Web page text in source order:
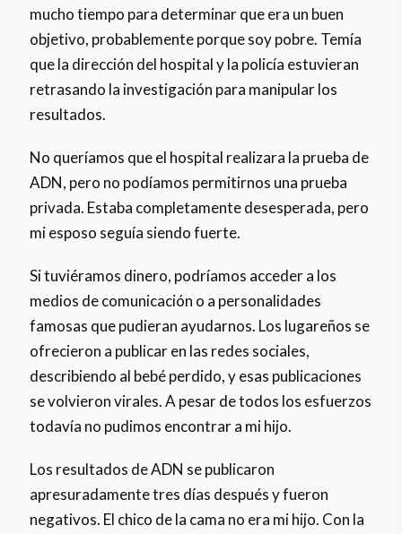
mucho tiempo para determinar que era un buen
objetivo, probablemente porque soy pobre. Temía
que la dirección del hospital y la policía estuvieran
retrasando la investigación para manipular los
resultados.
No queríamos que el hospital realizara la prueba de
ADN, pero no podíamos permitirnos una prueba
privada. Estaba completamente desesperada, pero
mi esposo seguía siendo fuerte.
Si tuviéramos dinero, podríamos acceder a los
medios de comunicación o a personalidades
famosas que pudieran ayudarnos. Los lugareños se
ofrecieron a publicar en las redes sociales,
describiendo al bebé perdido, y esas publicaciones
se volvieron virales. A pesar de todos los esfuerzos
todavía no pudimos encontrar a mi hijo.
Los resultados de ADN se publicaron
apresuradamente tres días después y fueron
negativos. El chico de la cama no era mi hijo. Con la